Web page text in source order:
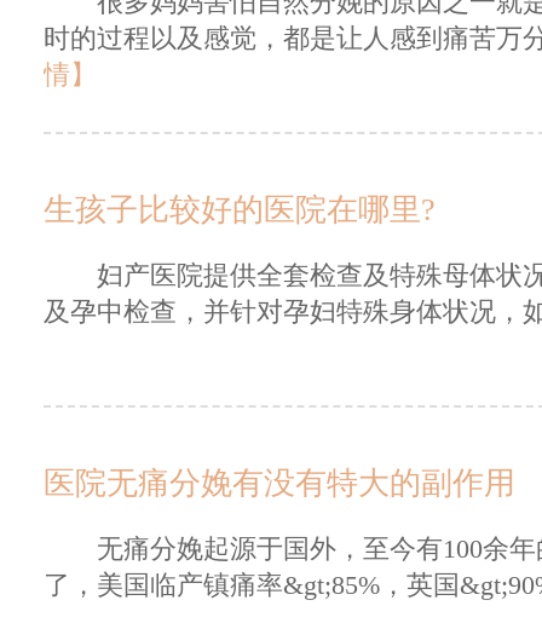
时的过程以及感觉，都是让人感到痛苦万
情】
生孩子比较好的医院在哪里?
妇产医院提供全套检查及特殊母体状
及孕中检查，并针对孕妇特殊身体状况，
医院无痛分娩有没有特大的副作用
无痛分娩起源于国外，至今有100余年
了，美国临产镇痛率&gt;85%，英国